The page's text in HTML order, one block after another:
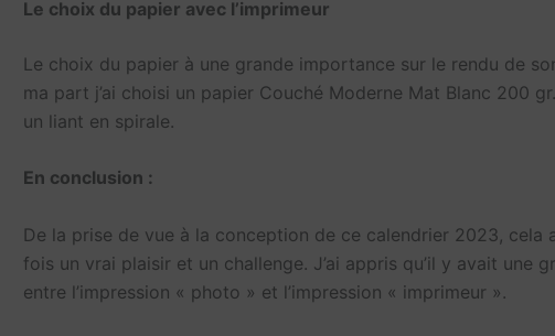
Le choix du papier avec l’imprimeur
Le choix du papier à une grande importance sur le rendu de
ma part j’ai choisi un papier Couché Moderne Mat Blanc 200
un liant en spirale.
En conclusion :
De la prise de vue à la conception de ce calendrier 2023, cela
fois un vrai plaisir et un challenge. J’ai appris qu’il y avait une
entre l’impression « photo » et l’impression « imprimeur ».